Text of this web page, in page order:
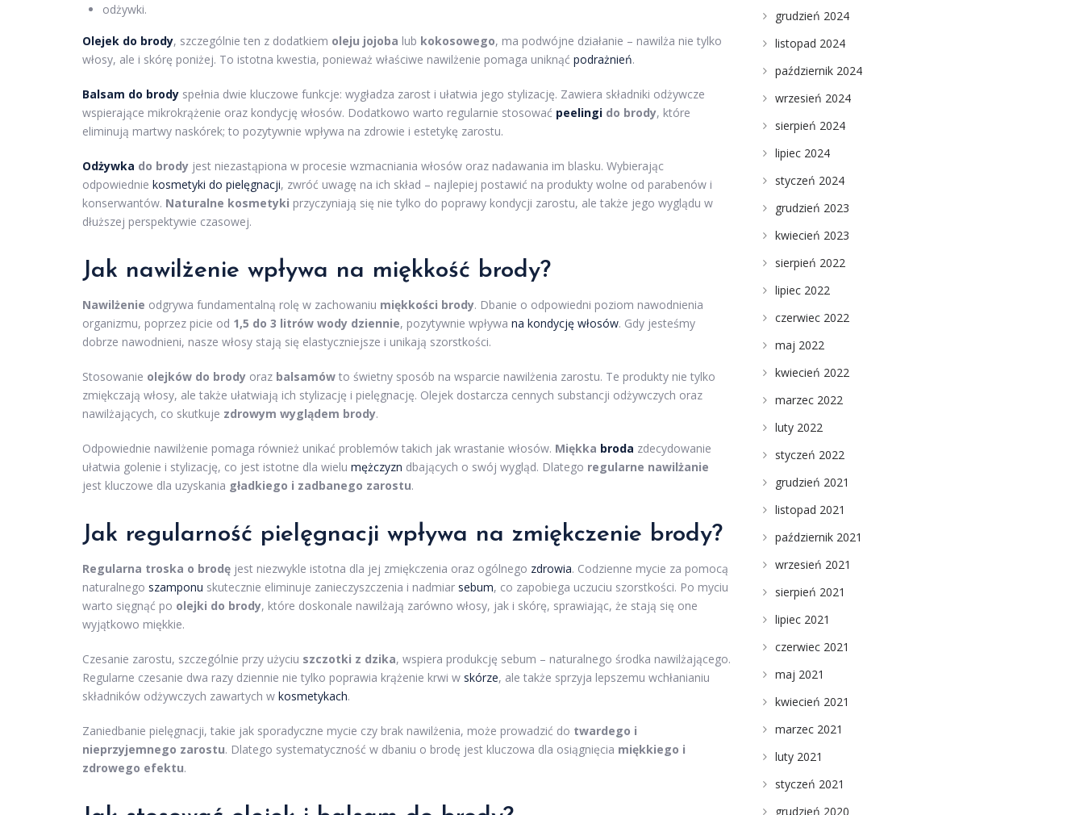
odżywki.
Olejek do brody, szczególnie ten z dodatkiem oleju jojoba lub kokosowego, ma podwójne działanie – nawilża nie tylko
włosy, ale i skórę poniżej. To istotna kwestia, ponieważ właściwe nawilżenie pomaga uniknąć podrażnień.
Balsam do brody spełnia dwie kluczowe funkcje: wygładza zarost i ułatwia jego stylizację. Zawiera składniki odżywcze
wspierające mikrokrążenie oraz kondycję włosów. Dodatkowo warto regularnie stosować peelingi do brody, które
eliminują martwy naskórek; to pozytywnie wpływa na zdrowie i estetykę zarostu.
Odżywka do brody jest niezastąpiona w procesie wzmacniania włosów oraz nadawania im blasku. Wybierając
odpowiednie kosmetyki do pielęgnacji, zwróć uwagę na ich skład – najlepiej postawić na produkty wolne od parabenów i
konserwantów. Naturalne kosmetyki przyczyniają się nie tylko do poprawy kondycji zarostu, ale także jego wyglądu w
dłuższej perspektywie czasowej.
Jak nawilżenie wpływa na miękkość brody?
Nawilżenie odgrywa fundamentalną rolę w zachowaniu miękkości brody. Dbanie o odpowiedni poziom nawodnienia
organizmu, poprzez picie od 1,5 do 3 litrów wody dziennie, pozytywnie wpływa na kondycję włosów. Gdy jesteśmy
dobrze nawodnieni, nasze włosy stają się elastyczniejsze i unikają szorstkości.
Stosowanie olejków do brody oraz balsamów to świetny sposób na wsparcie nawilżenia zarostu. Te produkty nie tylko
zmiękczają włosy, ale także ułatwiają ich stylizację i pielęgnację. Olejek dostarcza cennych substancji odżywczych oraz
nawilżających, co skutkuje zdrowym wyglądem brody.
Odpowiednie nawilżenie pomaga również unikać problemów takich jak wrastanie włosów. Miękka broda zdecydowanie
ułatwia golenie i stylizację, co jest istotne dla wielu mężczyzn dbających o swój wygląd. Dlatego regularne nawilżanie
jest kluczowe dla uzyskania gładkiego i zadbanego zarostu.
Jak regularność pielęgnacji wpływa na zmiękczenie brody?
Regularna troska o brodę jest niezwykle istotna dla jej zmiękczenia oraz ogólnego zdrowia. Codzienne mycie za pomocą
naturalnego szamponu skutecznie eliminuje zanieczyszczenia i nadmiar sebum, co zapobiega uczuciu szorstkości. Po myciu
warto sięgnąć po olejki do brody, które doskonale nawilżają zarówno włosy, jak i skórę, sprawiając, że stają się one
wyjątkowo miękkie.
Czesanie zarostu, szczególnie przy użyciu szczotki z dzika, wspiera produkcję sebum – naturalnego środka nawilżającego.
Regularne czesanie dwa razy dziennie nie tylko poprawia krążenie krwi w skórze, ale także sprzyja lepszemu wchłanianiu
składników odżywczych zawartych w kosmetykach.
Zaniedbanie pielęgnacji, takie jak sporadyczne mycie czy brak nawilżenia, może prowadzić do twardego i
nieprzyjemnego zarostu. Dlatego systematyczność w dbaniu o brodę jest kluczowa dla osiągnięcia miękkiego i
zdrowego efektu.
grudzień 2024
listopad 2024
październik 2024
wrzesień 2024
sierpień 2024
lipiec 2024
styczeń 2024
grudzień 2023
kwiecień 2023
sierpień 2022
lipiec 2022
czerwiec 2022
maj 2022
kwiecień 2022
marzec 2022
luty 2022
styczeń 2022
grudzień 2021
listopad 2021
październik 2021
wrzesień 2021
sierpień 2021
lipiec 2021
czerwiec 2021
maj 2021
kwiecień 2021
marzec 2021
luty 2021
styczeń 2021
grudzień 2020